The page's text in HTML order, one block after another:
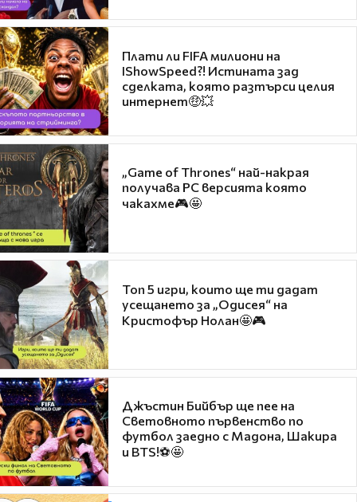
Плати ли FIFA милиони на
IShowSpeed?! Истината зад
сделката, която разтърси целия
интернет🤑💥
„Game of Thrones“ най-накрая
получава PC версията която
чакахме🎮🤩
Топ 5 игри, които ще ти дадат
усещането за „Одисея“ на
Кристофър Нолан🤩🎮
Джъстин Бийбър ще пее на
Световното първенство по
футбол заедно с Мадона, Шакира
и BTS!⚽🤩